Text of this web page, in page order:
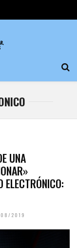
UNA
ELECTRÓNICO:
08/2019